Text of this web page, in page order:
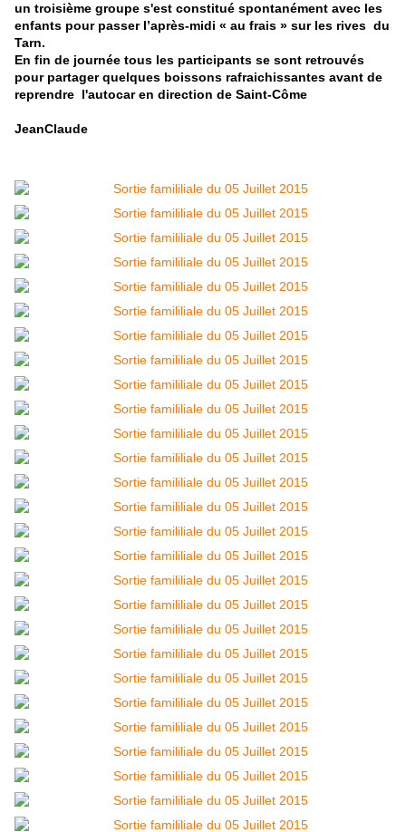
un troisième groupe s'est constitué spontanément avec les
enfants pour passer l’après-midi « au frais » sur les rives du
Tarn.
En fin de journée tous les participants se sont retrouvés
pour partager quelques boissons rafraichissantes avant de
reprendre l'autocar en direction de Saint-Côme
JeanClaude